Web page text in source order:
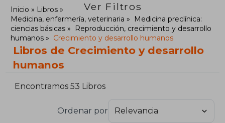
Ver Filtros
Inicio
Libros
Medicina, enfermería, veterinaria
Medicina preclínica:
ciencias básicas
Reproducción, crecimiento y desarrollo
humanos
Crecimiento y desarrollo humanos
Libros de Crecimiento y desarrollo
humanos
Encontramos 53 Libros
Ordenar por